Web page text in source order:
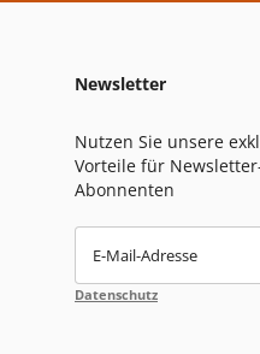
Newsletter
Nutzen Sie unsere
Vorteile für
Abonnenten
E-Mail-Adresse
Datenschutz